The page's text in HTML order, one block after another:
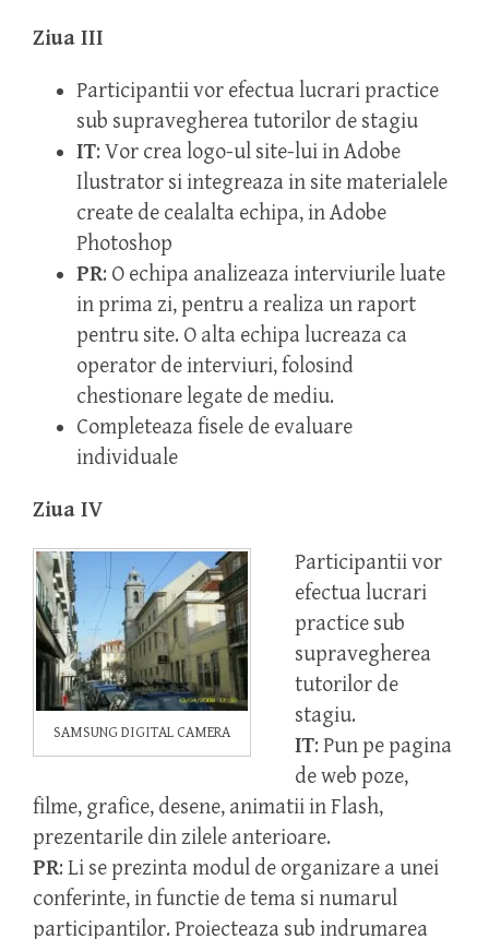
Ziua III
Participantii vor efectua lucrari practice
sub supravegherea tutorilor de stagiu
IT: Vor crea logo-ul site-lui in Adobe
Ilustrator si integreaza in site materialele
create de cealalta echipa, in Adobe
Photoshop
PR: O echipa analizeaza interviurile luate
in prima zi, pentru a realiza un raport
pentru site. O alta echipa lucreaza ca
operator de interviuri, folosind
chestionare legate de mediu.
Completeaza fisele de evaluare
individuale
Ziua IV
SAMSUNG DIGITAL CAMERA
Participantii vor
efectua lucrari
practice sub
supravegherea
tutorilor de
stagiu.
IT: Pun pe pagina
de web poze,
filme, grafice, desene, animatii in Flash,
prezentarile din zilele anterioare.
PR: Li se prezinta modul de organizare a unei
conferinte, in functie de tema si numarul
participantilor. Proiecteaza sub indrumarea